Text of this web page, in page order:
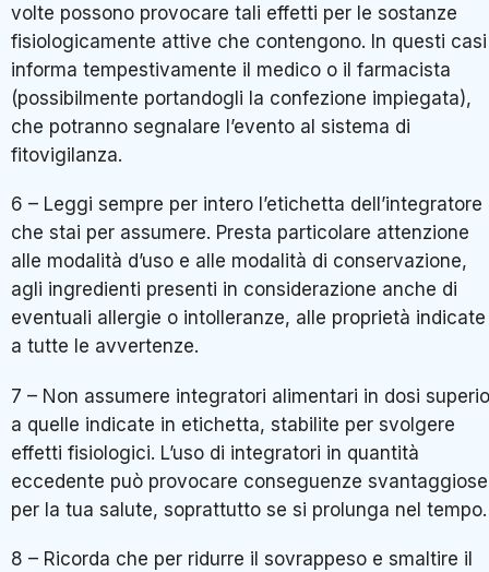
volte possono provocare tali effetti per le sostanze
fisiologicamente attive che contengono. In questi casi
informa tempestivamente il medico o il farmacista
(possibilmente portandogli la confezione impiegata),
che potranno segnalare l’evento al sistema di
fitovigilanza.
6 – Leggi sempre per intero l’etichetta dell’integratore
che stai per assumere. Presta particolare attenzione
alle modalità d’uso e alle modalità di conservazione,
agli ingredienti presenti in considerazione anche di
eventuali allergie o intolleranze, alle proprietà
a tutte le avvertenze.
7 – Non assumere integratori alimentari in dosi
a quelle indicate in etichetta, stabilite per svolgere
effetti fisiologici. L’uso di integratori in quantità
eccedente può provocare conseguenze svantaggiose
per la tua salute, soprattutto se si prolunga nel tempo.
8 – Ricorda che per ridurre il sovrappeso e smaltire il